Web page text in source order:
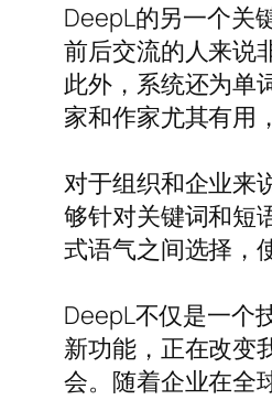
DeepL的另一个关
前后交流的人来说
此外，系统还为单
家和作家尤其有用
对于组织和企业来
够针对关键词和短
式语气之间选择，
DeepL不仅是一个
新功能，正在改变
会。随着企业在全